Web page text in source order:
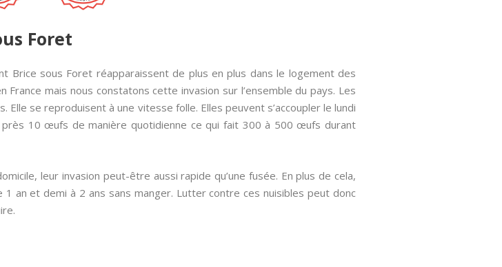
Foret
Brice sous Foret réapparaissent de plus en plus dans le logement des
mais nous constatons cette invasion sur l’ensemble du pays. Les
se reproduisent à une vitesse folle. Elles peuvent s’accoupler le lundi
10 œufs de manière quotidienne ce qui fait 300 à 500 œufs durant
leur invasion peut-être aussi rapide qu’une fusée. En plus de cela,
an et demi à 2 ans sans manger. Lutter contre ces nuisibles peut donc